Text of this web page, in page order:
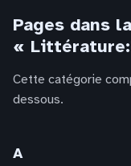
Pages dans
«
Cette catégorie
dessous.
A